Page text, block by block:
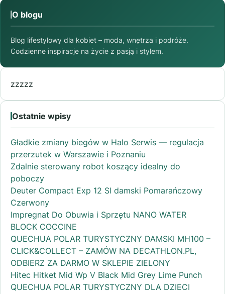
O blogu
Blog lifestylowy dla kobiet – moda, wnętrza i podróże.
Codzienne inspiracje na życie z pasją i stylem.
zzzzz
Ostatnie wpisy
Gładkie zmiany biegów w Halo Serwis — regulacja
przerzutek w Warszawie i Poznaniu
Zdalnie sterowany robot koszący idealny do
poboczy
Deuter Compact Exp 12 Sl damski Pomarańczowy
Czerwony
Impregnat Do Obuwia i Sprzętu NANO WATER
BLOCK COCCINE
QUECHUA POLAR TURYSTYCZNY DAMSKI MH100 –
CLICK&COLLECT – ZAMÓW NA DECATHLON.PL,
ODBIERZ ZA DARMO W SKLEPIE ZIELONY
Hitec Hitket Mid Wp V Black Mid Grey Lime Punch
QUECHUA POLAR TURYSTYCZNY DLA DZIECI